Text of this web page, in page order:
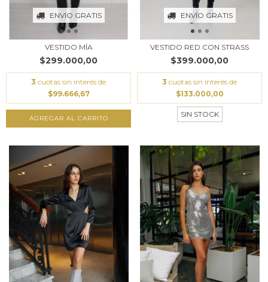
ENVÍO GRATIS
VESTIDO MÍA
$299.000,00
3 cuotas sin interés de
$99.666,67
AGREGAR AL CARRITO
ENVÍO GRATIS
VESTIDO RED CON STRASS
$399.000,00
3 cuotas sin interés de
$133.000,00
SIN STOCK